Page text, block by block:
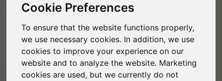
Cookie Preferences
To ensure that the website functions properly,
we use necessary cookies. In addition, we use
cookies to improve your experience on our
website and to analyze the website. Marketing
cookies are used, but we currently do not
Explorer la recherche
FAQ
S'inscrire gratuitement